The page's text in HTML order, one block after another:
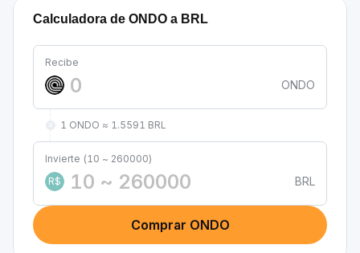
Calculadora de ONDO a BRL
Recibe
ONDO
1 ONDO ≈ 1.5591 BRL
Invierte (10 ~ 260000)
R$
BRL
Comprar ONDO